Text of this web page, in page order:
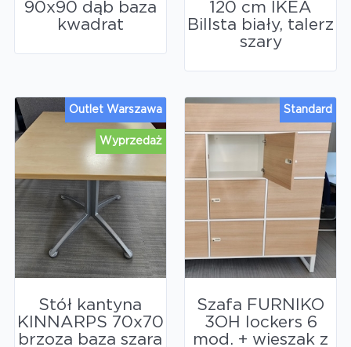
90x90 dąb baza
kwadrat
120 cm IKEA
Billsta biały, talerz
szary
Wyprzedaż
Outlet Warszawa
Stół kantyna
KINNARPS 70x70
brzoza baza szara
Standard
Szafa FURNIKO
3OH lockers 6
mod. + wieszak z